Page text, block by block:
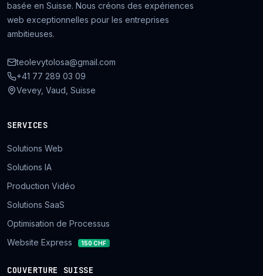
basée en Suisse. Nous créons des expériences
web exceptionnelles pour les entreprises
ambitieuses.
teolevytolosa@gmail.com
+41 77 289 03 09
Vevey, Vaud, Suisse
SERVICES
Solutions Web
Solutions IA
Production Vidéo
Solutions SaaS
Optimisation de Processus
Website Express
150 CHF
COUVERTURE SUISSE